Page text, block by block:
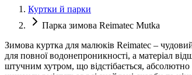
Куртки й парки
Парка зимова Reimatec Mutka
Зимова куртка для малюків Reimatec –
для повної водонепроникності, а матеріал
штучним хутром, що відстібається, абсолютно